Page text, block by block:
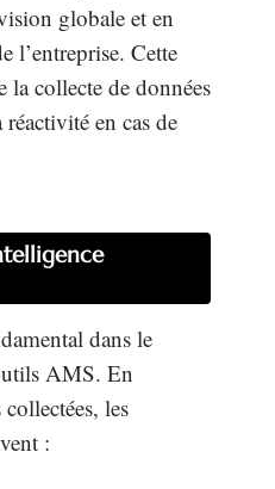
globale et en
l’entreprise. Cette
collecte de données
en cas de
dans le
AMS. En
les
: